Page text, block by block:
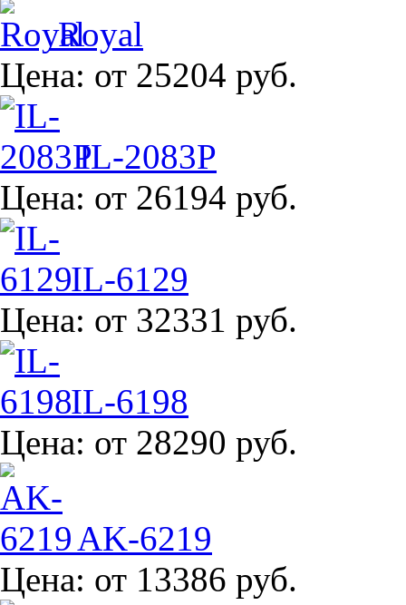
Royal
Цена: от 25204 руб.
IL-2083P
Цена: от 26194 руб.
IL-6129
Цена: от 32331 руб.
IL-6198
Цена: от 28290 руб.
AK-6219
Цена: от 13386 руб.